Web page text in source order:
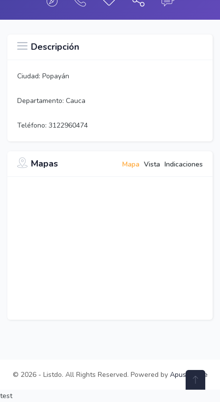
Descripción
Ciudad: Popayán
Departamento: Cauca
Teléfono: 3122960474
Mapas Mapa Vista Indicaciones
© 2026 - Listdo. All Rights Reserved. Powered by ApusTheme
test